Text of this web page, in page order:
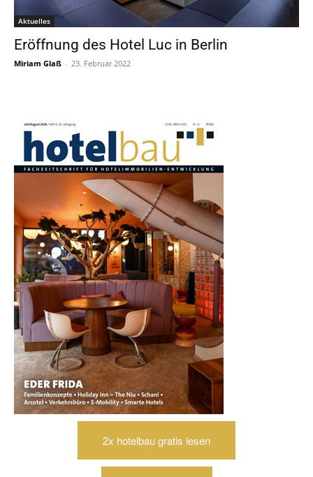
Aktuelles
Eröffnung des Hotel Luc in Berlin
Miriam Glaß - 23. Februar 2022
2x hotelbau gratis lesen